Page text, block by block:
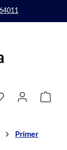
Primer